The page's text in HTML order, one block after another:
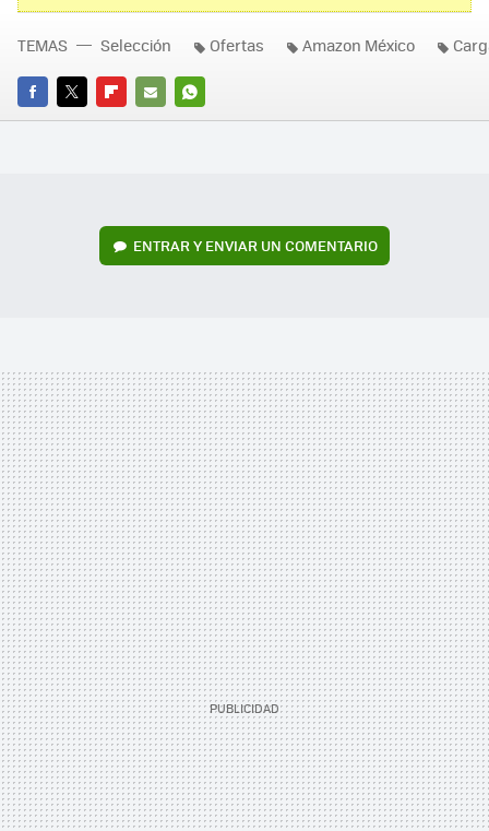
FACEBOOK
TWITTERFLIPBOARD
E-
WHATSAPP
TEMAS Selección Ofertas Amazon México
ENTRAR Y ENVIAR UN COMENTARIO